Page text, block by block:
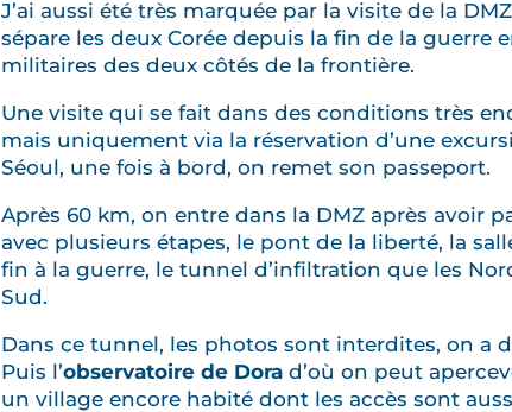
J’ai aussi été très marquée par la visite de la
sépare les deux Corée depuis la fin de la guerre
militaires des deux côtés de la frontière.
Une visite qui se fait dans des conditions très
mais uniquement via la réservation d’une
Séoul, une fois à bord, on remet son passeport.
Après 60 km, on entre dans la DMZ après avoir
avec plusieurs étapes, le pont de la liberté, la
fin à la guerre, le tunnel d’infiltration que les
Sud.
Dans ce tunnel, les photos sont interdites, on a
Puis l’observatoire de Dora d’où on peut
un village encore habité dont les accès sont